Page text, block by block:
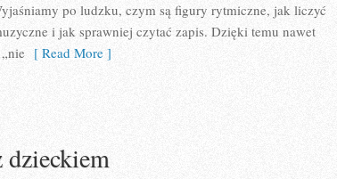
po ludzku, czym są figury rytmiczne, jak liczyć
i jak sprawniej czytać zapis. Dzięki temu nawet
[ Read More ]